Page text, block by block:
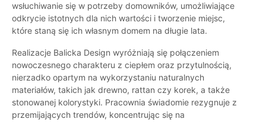
wsłuchiwanie się w potrzeby domowników, umożliwiające
odkrycie istotnych dla nich wartości i tworzenie miejsc,
które staną się ich własnym domem na długie lata.
Realizacje Balicka Design wyróżniają się połączeniem
nowoczesnego charakteru z ciepłem oraz przytulnością,
nierzadko opartym na wykorzystaniu naturalnych
materiałów, takich jak drewno, rattan czy korek, a także
stonowanej kolorystyki. Pracownia świadomie rezygnuje z
przemijających trendów, koncentrując się na